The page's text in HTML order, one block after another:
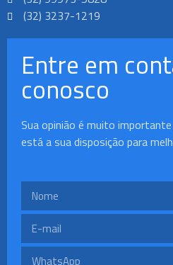
(32) 3237-1219
Entre em
conosco
Sua opinião é muito
está a sua disposição para